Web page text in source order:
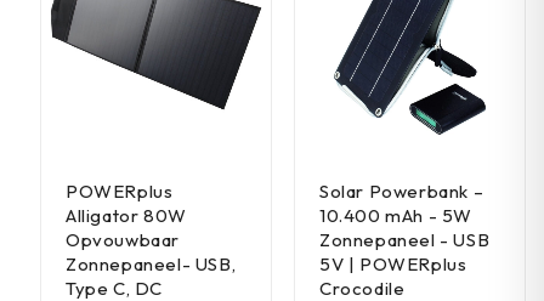
POWERplus
Alligator 80W
Opvouwbaar
Zonnepaneel- USB,
Type C, DC
Solar Powerbank –
10.400 mAh - 5W
Zonnepaneel - USB
5V | POWERplus
Crocodile